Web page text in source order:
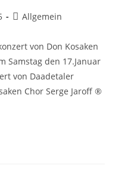
Allgemein
von Don Kosaken
Samstag den 17.Januar
von Daadetaler
Chor Serge Jaroff ®